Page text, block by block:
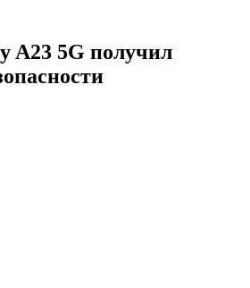
A23 5G получил